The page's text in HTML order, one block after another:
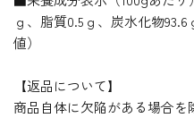
ｇ、脂質0.5ｇ、炭水化物
値）
【返品について】
商品自体に欠陥がある場合